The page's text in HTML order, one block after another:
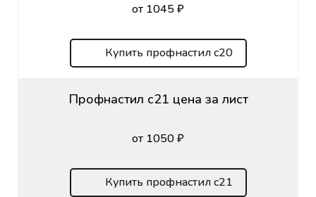
от 1045 ₽
Купить профнастил с20
Профнастил с21 цена за лист
от 1050 ₽
Купить профнастил с21